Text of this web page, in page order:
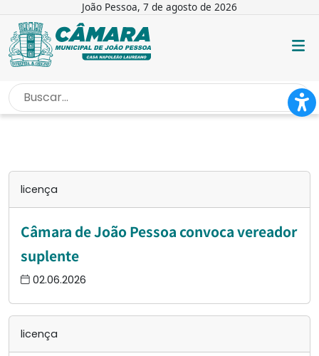
João Pessoa, 7 de agosto de 2026
INÍCIO /
licença
Câmara de João Pessoa convoca vereador
suplente
02.06.2026
licença